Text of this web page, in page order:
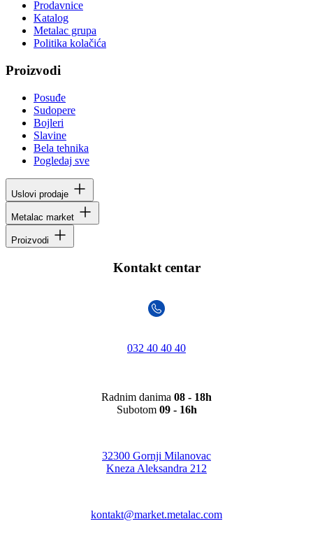
Prodavnice
Katalog
Metalac grupa
Politika kolačića
Proizvodi
Posuđe
Sudopere
Bojleri
Slavine
Bela tehnika
Pogledaj sve
Uslovi prodaje
Metalac market
Proizvodi
Kontakt centar
032 40 40 40
Radnim danima 08 - 18h
Subotom 09 - 16h
32300 Gornji Milanovac
Kneza Aleksandra 212
kontakt@market.metalac.com